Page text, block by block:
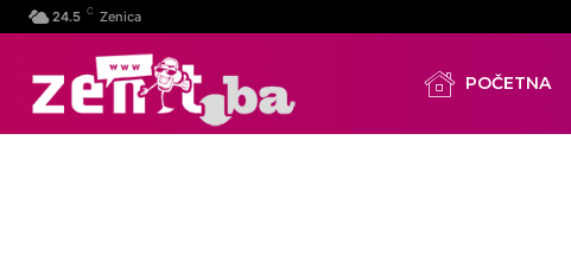
24.5 C Zenica
POČETNA